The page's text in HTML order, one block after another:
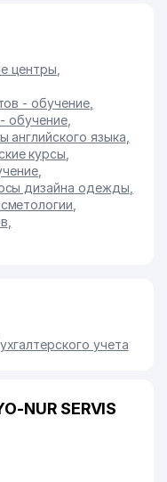
центры
- обучение,
обучение
английского языка
курсы
дизайна одежды
учета
NUR SERVIS